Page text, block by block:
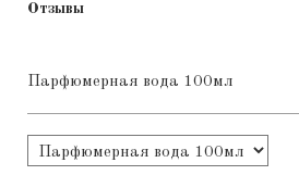
Отзывы
Парфюмерная вода 100мл